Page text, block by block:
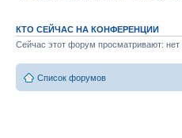
КТО СЕЙЧАС НА КОНФЕРЕНЦИИ
Сейчас этот форум просматривают: нет
Список форумов